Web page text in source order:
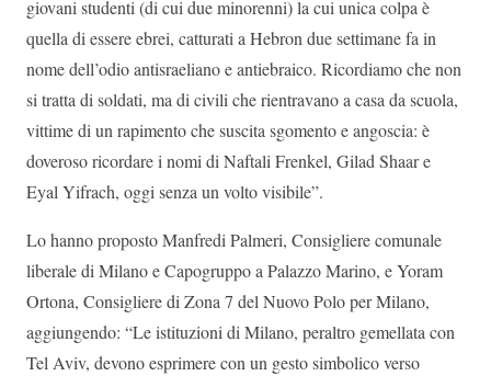
giovani studenti (di cui due minorenni) la cui unica colpa è
quella di essere ebrei, catturati a Hebron due settimane fa in
nome dell’odio antisraeliano e antiebraico. Ricordiamo che non
si tratta di soldati, ma di civili che rientravano a casa da scuola,
vittime di un rapimento che suscita sgomento e angoscia: è
doveroso ricordare i nomi di Naftali Frenkel, Gilad Shaar e
Eyal Yifrach, oggi senza un volto visibile”.
Lo hanno proposto Manfredi Palmeri, Consigliere comunale
liberale di Milano e Capogruppo a Palazzo Marino, e Yoram
Ortona, Consigliere di Zona 7 del Nuovo Polo per Milano,
aggiungendo: “Le istituzioni di Milano, peraltro gemellata con
Tel Aviv, devono esprimere con un gesto simbolico verso